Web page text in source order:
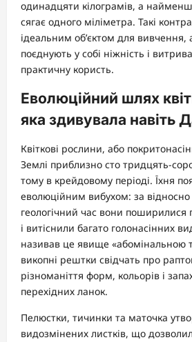
одинадцяти кілограмів, а
сягає одного міліметра. Такі
ідеальним об’єктом для
поєднують у собі ніжність і
практичну користь.
Еволюційний шлях
яка здивувала навіть
Квіткові рослини, або
Землі приблизно сто тридцять-
тому в крейдовому періоді. Їхня
еволюційним вибухом: за відносно
геологічний час вони поширилися
і витіснили багато голонасінних
називав це явище «абомінальною
викопні рештки свідчать про
різноманіття форм, кольорів і
перехідних ланок.
Пелюстки, тичинки та маточка
видозмінених листків, що